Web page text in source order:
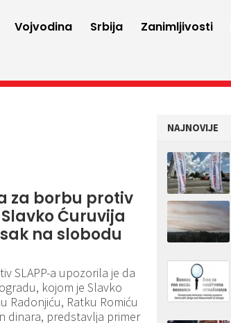
Vojvodina Srbija Zanimljivosti
za borbu protiv
Ćuruvija
na slobodu
SLAPP-a upozorila je da
kojom je Slavko
Radonjiću, Ratku Romiću
dinara, predstavlja primer
NAJNOVIJE